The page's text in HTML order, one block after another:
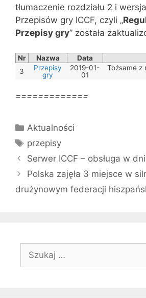
tłumaczenie rozdziału 2 i
Przepisów gry ICCF, czyli „
Przepisy gry” została
Nr Nazwa Data
3
Przepisy
gry
2019-01-
01
Tożsame z
=============
Kategorie
Aktualności
Tagi
przepisy
Serwer ICCF – obsługa w
Polska zajęła 3 miejsce w
drużynowym federacji